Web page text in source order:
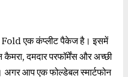
एक कंप्लीट पैकेज है। इसमें
कैमरा, दमदार परफॉर्मेंस और अच्छी
अगर आप एक फोल्डेबल स्मार्टफोन